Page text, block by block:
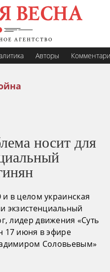
Авторы
носит для
в целом украинская
экзистенциальный
лидер движения «Суть
17 июня в эфире
Соловьевым»